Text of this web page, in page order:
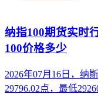
纳指100期货实时
100价格多少
2026年07月16日，纳
29796.02点，最低